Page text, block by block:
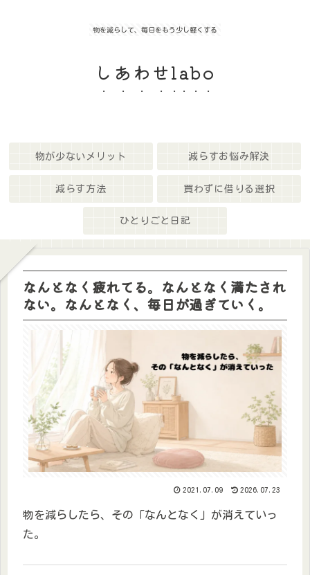
物を減らして、毎日をもう少し軽くする
しあわせlabo
物が少ないメリット 減らすお悩み解決
減らす方法 買わずに借りる選択
ひとりごと日記
なんとなく疲れてる。なんとなく満たされ
ない。なんとなく、毎日が過ぎていく。
2021.07.09 2026.07.23
物を減らしたら、その「なんとなく」が消えていっ
た。